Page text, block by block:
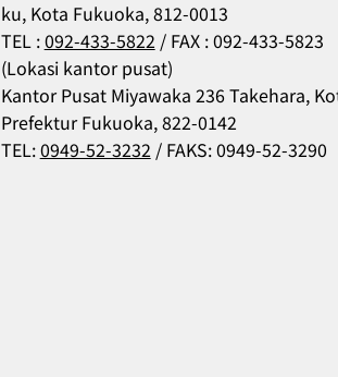
ku, Kota Fukuoka, 812-0013
TEL :092-433-5822 / FAX : 092-433-5823
(Lokasi kantor pusat)
Kantor Pusat Miyawaka 236 Takehara,
Prefektur Fukuoka, 822-0142
TEL:0949-52-3232 / FAKS: 0949-52-3290